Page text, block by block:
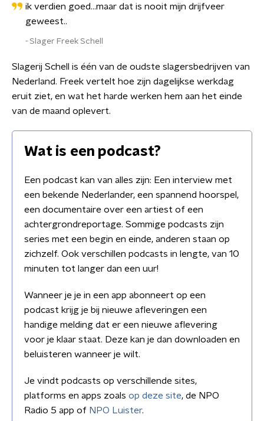
ik verdien goed…maar dat is nooit mijn drijfveer
geweest..
Slager Freek Schell
Slagerij Schell is één van de oudste slagersbedrijven van
Nederland. Freek vertelt hoe zijn dagelijkse werkdag
eruit ziet, en wat het harde werken hem aan het einde
van de maand oplevert.
Wat is een podcast?
Een podcast kan van alles zijn: Een interview met
een bekende Nederlander, een spannend hoorspel,
een documentaire over een artiest of een
achtergrondreportage. Sommige podcasts zijn
series met een begin en einde, anderen staan op
zichzelf. Ook verschillen podcasts in lengte, van 10
minuten tot langer dan een uur!
Wanneer je je in een app abonneert op een
podcast krijg je bij nieuwe afleveringen een
handige melding dat er een nieuwe aflevering
voor je klaar staat. Deze kan je dan downloaden en
beluisteren wanneer je wilt.
Je vindt podcasts op verschillende sites,
platforms en apps zoals op deze site, de NPO
Radio 5 app of NPO Luister.